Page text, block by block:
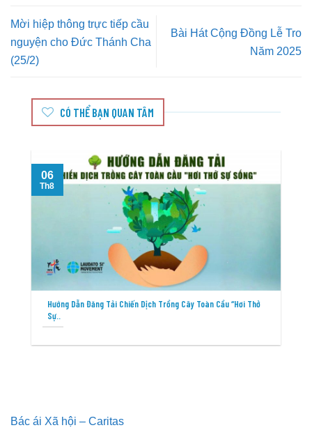
Mời hiệp thông trực tiếp cầu
nguyện cho Đức Thánh Cha
(25/2)
Bài Hát Cộng Đồng Lễ Tro
Năm 2025
CÓ THỂ BẠN QUAN TÂM
Hướng Dẫn Đăng Tải Chiến Dịch Trồng Cây Toàn Cầu “Hơi Thở
Sự..
06
Th8
Bác ái Xã hội – Caritas